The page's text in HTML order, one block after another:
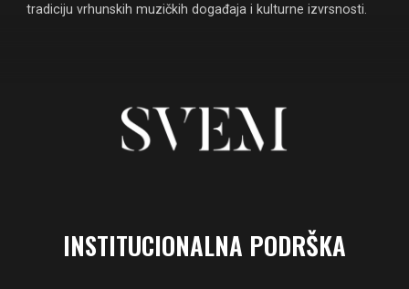
tradiciju vrhunskih muzičkih događaja i kulturne izvrsnosti.
INSTITUCIONALNA PODRŠKA